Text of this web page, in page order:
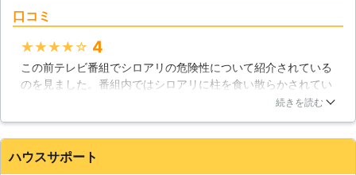
床が緩んでしまったり、カビなどで悩
まされることになり、さらに災害時に
倒壊のリスクが高くなってしまうでし
ょう。またシロアリは木材以外も加害
することができるため、鉄筋コンクリ
口コミ
★★★★★ 4
この前テレビ番組でシロアリの危険性について紹介されている
のを見ました。番組内ではシロアリに柱を食い散らかされてい
る無残な光景……。その番組で指摘されていた、シロアリに棲
防の工事ができるみたいです。出費はかさみますが、もしシロ
アリに棲みつかれて柱がめちゃくちゃになって、家が倒壊でも
続きを読む
ハウスサポート